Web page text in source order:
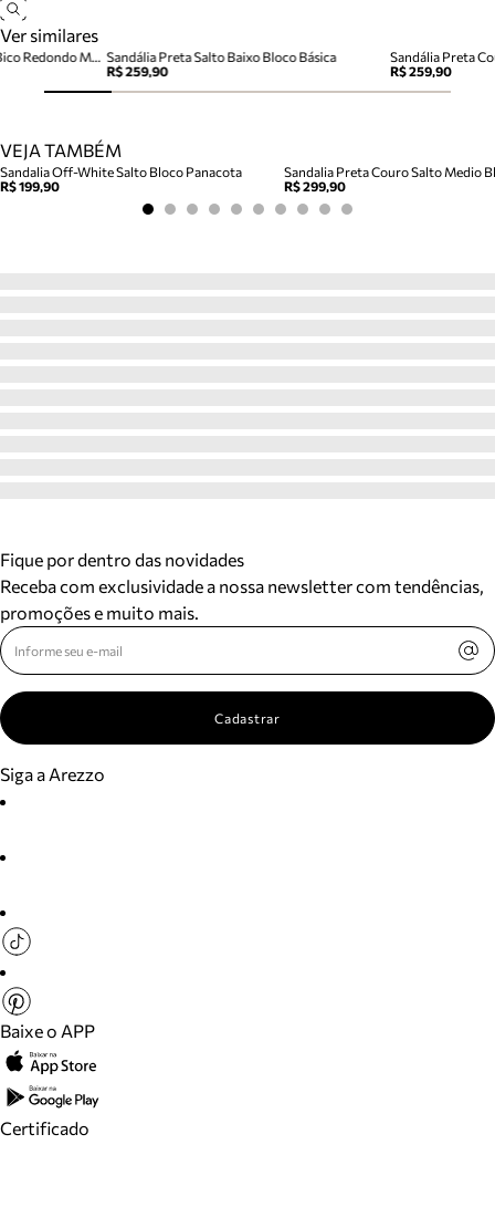
Ver similares
Sandália Preta Salto Baixo Bloco Básica
R$ 259,90
Sandália Preta
R$ 259,90
Sandália Papete Preta Couro Bico Redondo Metais
VEJA TAMBÉM
Sandalia Off-White Salto Bloco Panacota
R$ 199,90
Sandalia Preta Couro Salto Medio
R$ 299,90
Fique por dentro das novidades
Receba com exclusividade a nossa newsletter com tendências,
promoções e muito mais.
Cadastrar
Siga a Arezzo
Baixe o APP
Certificado